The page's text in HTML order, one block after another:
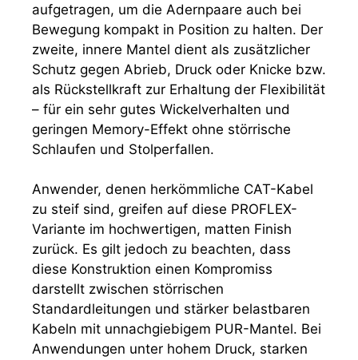
aufgetragen, um die Adernpaare auch bei
Bewegung kompakt in Position zu halten. Der
zweite, innere Mantel dient als zusätzlicher
Schutz gegen Abrieb, Druck oder Knicke bzw.
als Rückstellkraft zur Erhaltung der Flexibilität
– für ein sehr gutes Wickelverhalten und
geringen Memory-Effekt ohne störrische
Schlaufen und Stolperfallen.
Anwender, denen herkömmliche CAT-Kabel
zu steif sind, greifen auf diese PROFLEX-
Variante im hochwertigen, matten Finish
zurück. Es gilt jedoch zu beachten, dass
diese Konstruktion einen Kompromiss
darstellt zwischen störrischen
Standardleitungen und stärker belastbaren
Kabeln mit unnachgiebigem PUR-Mantel. Bei
Anwendungen unter hohem Druck, starken